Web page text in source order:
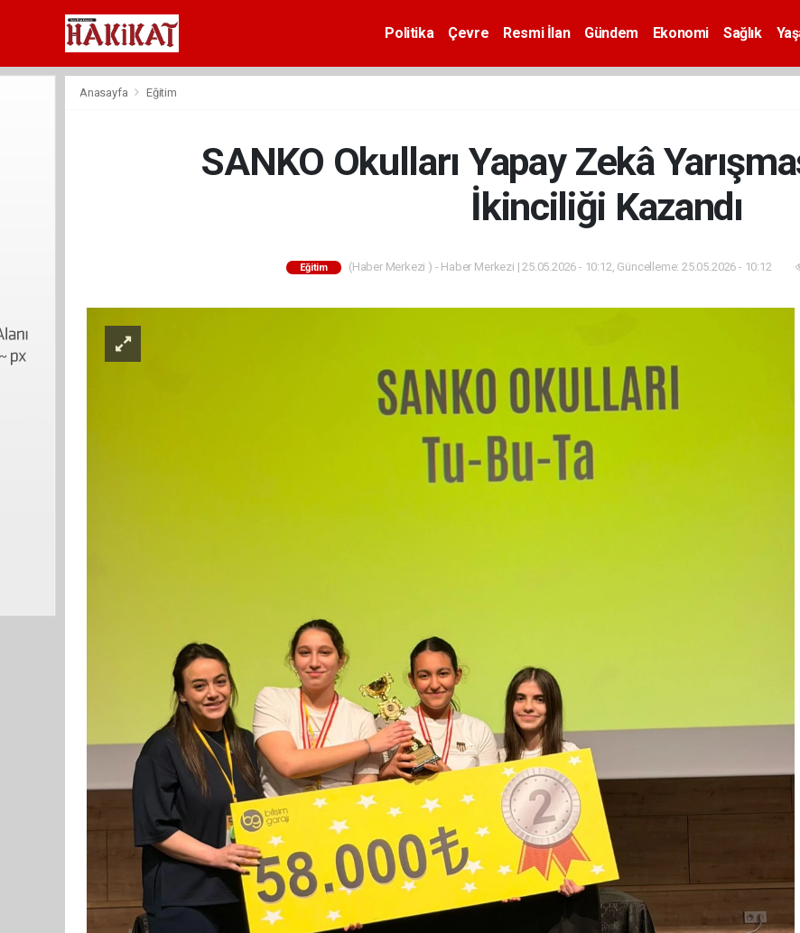
Politika Çevre Resmi İlan Gündem Ekonomi Sağlık
Anasayfa Eğitim
SANKO Okulları Yapay Zekâ
İkinciliği Kazandı
Eğitim (Haber Merkezi ) - Haber Merkezi | 25.05.2026 - 10:12, Güncelleme: 25.05.2026 - 10:12